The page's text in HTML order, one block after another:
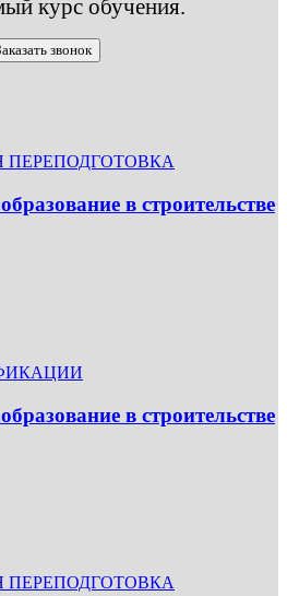
курс обучения.
звонок
в строительстве
в строительстве